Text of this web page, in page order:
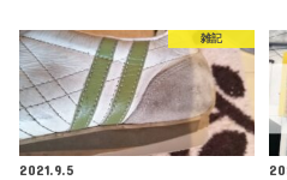
雑記
2021.9.5